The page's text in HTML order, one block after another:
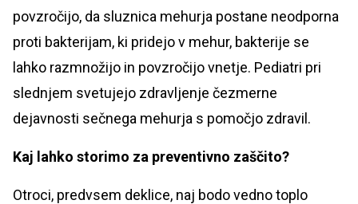
povzročijo, da sluznica mehurja postane neodporna
proti bakterijam, ki pridejo v mehur, bakterije se
lahko razmnožijo in povzročijo vnetje. Pediatri pri
slednjem svetujejo zdravljenje čezmerne
dejavnosti sečnega mehurja s pomočjo zdravil.
Kaj lahko storimo za preventivno zaščito?
Otroci, predvsem deklice, naj bodo vedno toplo